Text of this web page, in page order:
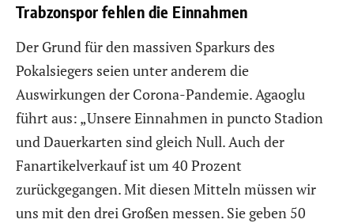
Trabzonspor fehlen die Einnahmen
Der Grund für den massiven Sparkurs des
Pokalsiegers seien unter anderem die
Auswirkungen der Corona-Pandemie. Agaoglu
führt aus: „Unsere Einnahmen in puncto Stadion
und Dauerkarten sind gleich Null. Auch der
Fanartikelverkauf ist um 40 Prozent
zurückgegangen. Mit diesen Mitteln müssen wir
uns mit den drei Großen messen. Sie geben 50